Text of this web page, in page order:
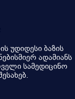
უდიდესი ბაზის
ადამიანს
სამედიცინო